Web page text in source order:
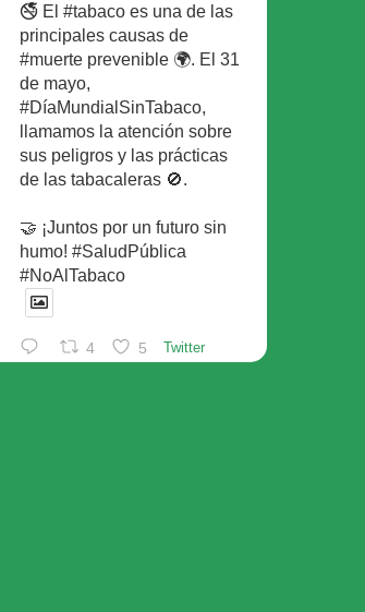
🚭 El #tabaco es una de las
principales causas de
#muerte prevenible 🌍. El 31
de mayo,
#DíaMundialSinTabaco,
llamamos la atención sobre
sus peligros y las prácticas
de las tabacaleras 🚫.
🤝 ¡Juntos por un futuro sin
humo! #SaludPública
#NoAlTabaco
4 5 Twitter